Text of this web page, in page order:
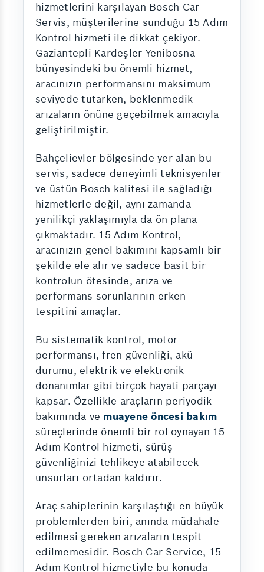
hizmetlerini karşılayan Bosch Car
Servis, müşterilerine sunduğu 15 Adım
Kontrol hizmeti ile dikkat çekiyor.
Gaziantepli Kardeşler Yenibosna
bünyesindeki bu önemli hizmet,
aracınızın performansını maksimum
seviyede tutarken, beklenmedik
arızaların önüne geçebilmek amacıyla
geliştirilmiştir.
Bahçelievler bölgesinde yer alan bu
servis, sadece deneyimli teknisyenler
ve üstün Bosch kalitesi ile sağladığı
hizmetlerle değil, aynı zamanda
yenilikçi yaklaşımıyla da ön plana
çıkmaktadır. 15 Adım Kontrol,
aracınızın genel bakımını kapsamlı bir
şekilde ele alır ve sadece basit bir
kontrolun ötesinde, arıza ve
performans sorunlarının erken
tespitini amaçlar.
Bu sistematik kontrol, motor
performansı, fren güvenliği, akü
durumu, elektrik ve elektronik
donanımlar gibi birçok hayati parçayı
kapsar. Özellikle araçların periyodik
bakımında ve muayene öncesi bakım
süreçlerinde önemli bir rol oynayan 15
Adım Kontrol hizmeti, sürüş
güvenliğinizi tehlikeye atabilecek
unsurları ortadan kaldırır.
Araç sahiplerinin karşılaştığı en büyük
problemlerden biri, anında müdahale
edilmesi gereken arızaların tespit
edilmemesidir. Bosch Car Service, 15
Adım Kontrol hizmetiyle bu konuda